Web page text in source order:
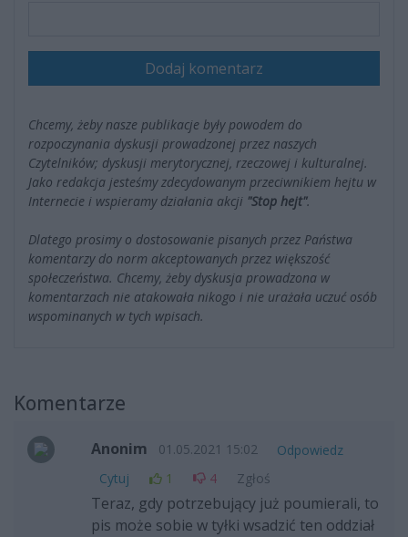
Dodaj komentarz
Chcemy, żeby nasze publikacje były powodem do
rozpoczynania dyskusji prowadzonej przez naszych
Czytelników; dyskusji merytorycznej, rzeczowej i kulturalnej.
Jako redakcja jesteśmy zdecydowanym przeciwnikiem hejtu w
Internecie i wspieramy działania akcji "Stop hejt".
Dlatego prosimy o dostosowanie pisanych przez Państwa
komentarzy do norm akceptowanych przez większość
społeczeństwa. Chcemy, żeby dyskusja prowadzona w
komentarzach nie atakowała nikogo i nie urażała uczuć osób
wspominanych w tych wpisach.
Komentarze
Anonim 01.05.2021 15:02
Odpowiedz
Cytuj
1 4 Zgłoś
Teraz, gdy potrzebujący już poumierali, to
pis może sobie w tyłki wsadzić ten oddział